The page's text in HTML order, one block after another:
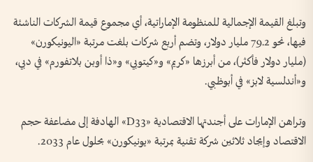
وتبلغ القيمة الإجمالية للمنظومة الإماراتية، أي مجموع قيمة الشركات الناشئة
فيها، نحو 79.2 مليار دولار، وتضم أربع شركات بلغت مرتبة «اليونيكورن»
(مليار دولار فأكثر)، من أبرزها «كريم» و«كيتوبي» و«ذا أوبن بلاتفورم» في دبي،
و«أندلسية لابز» في أبوظبي.
وتراهن الإمارات على أجندتها الاقتصادية «D33» الهادفة إلى مضاعفة حجم
الاقتصاد وإيجاد ثلاثين شركة تقنية بمرتبة «يونيكورن» بحلول عام 2033.